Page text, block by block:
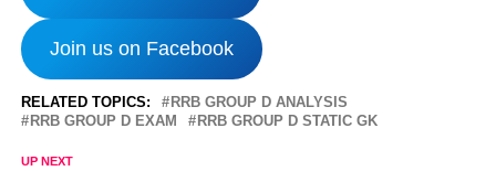
Join us on Facebook
RELATED TOPICS:
RRB GROUP D ANALYSIS
RRB GROUP D EXAM
RRB GROUP D STATIC GK
UP NEXT